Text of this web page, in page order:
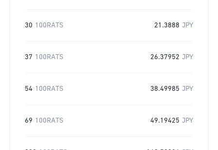
30 100RATS 21.3888 JPY
37 100RATS 26.37952 JPY
54 100RATS 38.49985 JPY
69 100RATS 49.19425 JPY